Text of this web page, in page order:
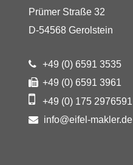
Prümer Straße 32
D-54568 Gerolstein
+49 (0) 6591 3535
+49 (0) 6591 3961
+49 (0) 175 2976591
info@eifel-makler.de